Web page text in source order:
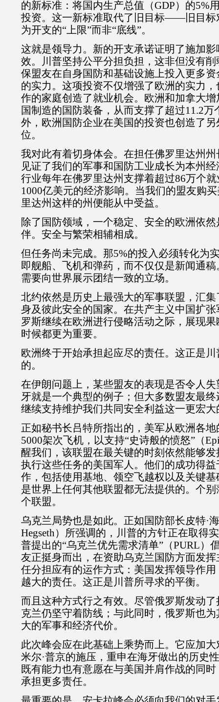
的新标准：将国内生产总值（GDP）的5%
投资。这一新标准取代了旧目标——旧目标
为开支的“上限”而非“底线”。
这就是领导力。新的开支承诺证明了施加
效。川普坚持公平分担负担，这非但没有
保盟友在自身国防和基础设施上投入更多
的实力。这项投资不仅增强了欧洲的实力
作的家庭创造了就业机会。欧洲和加拿大
国制造的国防装备，从而支撑了超过11.2万
外，欧洲国防企业在美国的投资也创造了另
位。
我对此有着切身体会。在担任佛罗里达州
见证了我们的军事和国防工业成长为本州
行业每年在佛罗里达州支撑着超过86万个
1000亿美元的经济影响。当我们的盟友购
里达州这样的州便能从中受益。
除了国防领域，一个稳定、安全的欧洲依
伴。安全与繁荣相辅相成。
但任务尚未完成。那5%的投入必须转化为
即舰船、飞机和弹药，而不仅仅是新闻通
需要向世界展示团结一致的立场。
北约依然是历史上最强大的军事联盟，汇集
身及彼此安全的国家。在共产主义中国扩
罗斯继续在欧洲进行侵略活动之际，展现
时候都更为重要。
欧洲终于开始承担起应尽的责任。这正是
的。
在伊朗问题上，某些盟友的表现是否令人
牙就是一个典型的例子；但大多数盟友最
继续支持维护我们共同安全利益这一更宏大
正如秘书长吕特所指出的，美军从欧洲各
5000架次飞机，以支持“史诗般的愤怒”（
醒我们，该联盟在最关键的时刻依然能够
执行这些任务的美国军人。他们的成功得
作，包括使用基地、领空飞越权以及关键
是世界上任何其他联盟都无法提供的。个
个联盟。
乌克兰局势也是如此。正如国防部长皮特·
Hegseth）所强调的，川普的方针正在取得
普提出的“乌克兰优先需求清单”（PURL）
友正挺身而出，在资助乌克兰国防方面发
任分担应有的运作方式：美国发挥领导作
越大的责任。这正是川普所寻求的平衡。
而且这种方式行之有效。尽管俄罗斯发动
克兰仍坚守着防线；与此同时，俄罗斯也
大的军事和经济代价。
此次峰会应在此基础上乘势而上。它应加
米尔·普京的施压，重申在海牙做出的历史
既有能力也有意愿在与美国并肩作战的同
承担更多责任。